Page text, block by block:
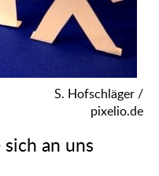
S. Hofschläger /
pixelio.de
an uns